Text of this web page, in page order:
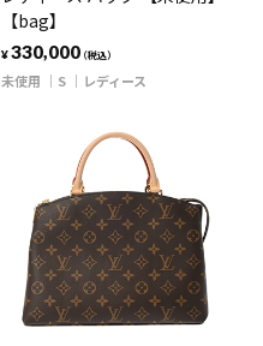
【bag】
¥330,000（税込）
未使用 S レディース